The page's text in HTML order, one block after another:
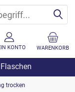
WARENKORB
KONTO
trocken